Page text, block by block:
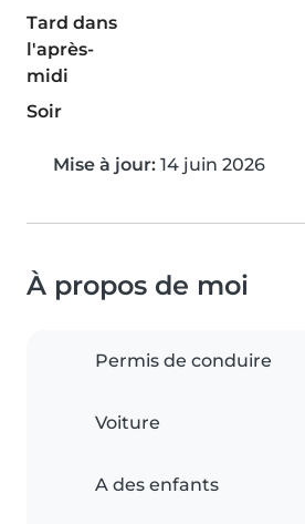
Tard dans
l'après-
midi
Soir
Mise à jour: 14 juin 2026
À propos de moi
Permis de conduire
Voiture
A des enfants